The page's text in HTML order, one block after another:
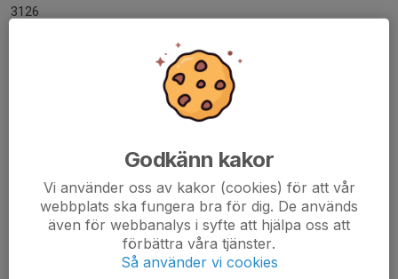
3126
Kontaktpersoner
Magnus Andersson
Sammankallande gymnastik
076-763 11 87
magnus.andersson3@icloud.com
Godkänn kakor
Vi använder oss av kakor (cookies) för att vår
webbplats ska fungera bra för dig. De används
även för webbanalys i syfte att hjälpa oss att
förbättra våra tjänster.
Så använder vi cookies